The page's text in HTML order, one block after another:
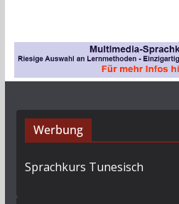
Werbung
Sprachkurs Tunesisch